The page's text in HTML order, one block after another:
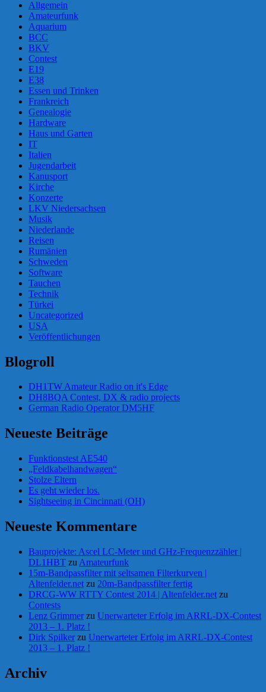
Allgemein
Amateurfunk
Aquarium
BCC
BKV
Contest
E19
E38
Essen und Trinken
Frankreich
Genealogie
Hardware
Haus und Garten
IT
Italien
Jugendarbeit
Kanusport
Kirche
Konzerte
LKV Niedersachsen
Musik
Niederlande
Reisen
Rumänien
Schweden
Software
Tauchen
Technik
Türkei
Uncategorized
USA
Veröffentlichungen
Blogroll
DH1TW Amateur Radio on it's Edge
DH8BQA Contest, DX & radio projects
German Radio Operator DM5HF
Neueste Beiträge
Funktionstest AE540
„Feldkabelhandwagen“
Stolze Eltern
Es geht wieder los.
Sightseeing in Cincinnati (OH)
Neueste Kommentare
Bauprojekte: Ascel LC-Meter und GHz-Frequenzzähler |
DL1HBT zu Amateurfunk
15m-Bandpassfilter mit seltsamen Filterkurven |
Altenfelder.net zu 20m-Bandpassfilter fertig
DRCG-WW RTTY Contest 2014 | Altenfelder.net zu
Contests
Lenz Grimmer zu Unerwarteter Erfolg im ARRL-DX-Contest
2013 – 1. Platz !
Dirk Spilker zu Unerwarteter Erfolg im ARRL-DX-Contest
2013 – 1. Platz !
Archiv